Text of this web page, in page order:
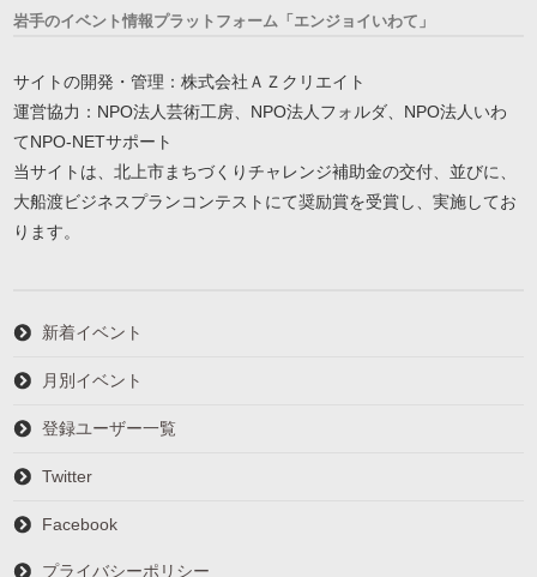
岩手のイベント情報プラットフォーム「エンジョイいわて」
サイトの開発・管理：株式会社ＡＺクリエイト
運営協力：NPO法人芸術工房、NPO法人フォルダ、NPO法人いわ
てNPO-NETサポート
当サイトは、北上市まちづくりチャレンジ補助金の交付、並びに、
大船渡ビジネスプランコンテストにて奨励賞を受賞し、実施してお
ります。
新着イベント
月別イベント
登録ユーザー一覧
Twitter
Facebook
プライバシーポリシー